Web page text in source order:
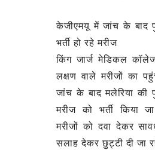
केजीएमयू में जांच के बाद
भर्ती हो रहे मरीज
किंग जार्ज मेडिकल
लक्षण वाले मरीजों का
जांच के बाद मलेरिया की
मरीज को भर्ती किया
मरीजों को दवा देकर
सलाह देकर छुट्टी दी जा